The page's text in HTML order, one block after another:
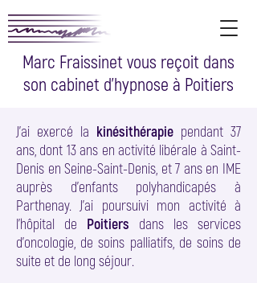
Marc Fraissinet vous reçoit dans
son cabinet d'hypnose à Poitiers
J’ai exercé la kinésithérapie pendant 37
ans, dont 13 ans en activité libérale à Saint-
Denis en Seine-Saint-Denis, et 7 ans en IME
auprès d’enfants polyhandicapés à
Parthenay. J’ai poursuivi mon activité à
l’hôpital de Poitiers dans les services
d’oncologie, de soins palliatifs, de soins de
suite et de long séjour.